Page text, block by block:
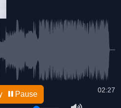
02:27
Pause